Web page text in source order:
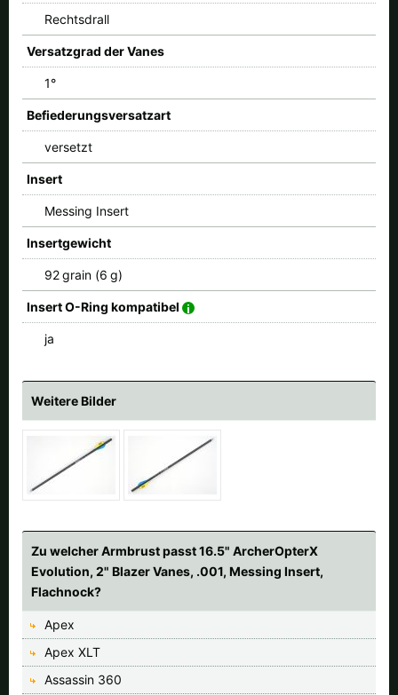
Rechtsdrall
Versatzgrad der Vanes
1°
Befiederungsversatzart
versetzt
Insert
Messing Insert
Insertgewicht
92 grain (6 g)
Insert O-Ring kompatibel
ja
Weitere Bilder
Zu welcher Armbrust passt 16.5" ArcherOpterX
Evolution, 2" Blazer Vanes, .001, Messing Insert,
Flachnock?
Apex
Apex XLT
Assassin 360